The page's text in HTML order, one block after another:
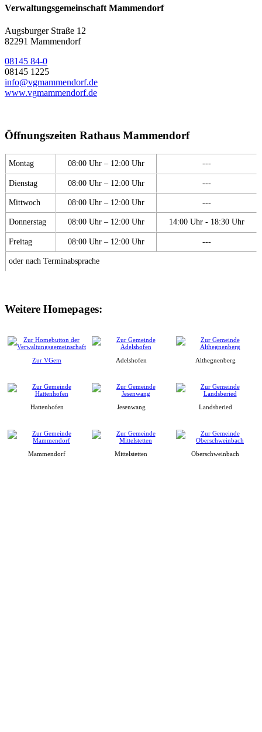
Verwaltungsgemeinschaft Mammendorf
Augsburger Straße 12
82291 Mammendorf
08145 84-0
08145 1225
info@vgmammendorf.de
www.vgmammendorf.de
Öffnungszeiten Rathaus Mammendorf
Montag 08:00 Uhr – 12:00 Uhr ---
Dienstag 08:00 Uhr – 12:00 Uhr ---
Mittwoch 08:00 Uhr – 12:00 Uhr ---
Donnerstag 08:00 Uhr – 12:00 Uhr 14:00 Uhr - 18:30 Uhr
Freitag 08:00 Uhr – 12:00 Uhr ---
oder nach Terminabsprache
Weitere Homepages:
Zur VGem Adelshofen Althegnenberg
Hattenhofen Jesenwang Landsberied
Mammendorf Mittelstetten Oberschweinbach